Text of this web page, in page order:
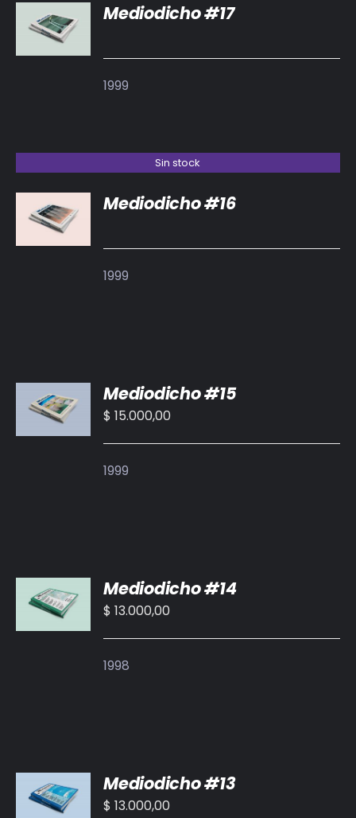
DETALLES
Mediodicho #17
1999
Sin stock
DETALLES
Mediodicho #16
1999
AL
CARRITO
/
Mediodicho #15
$ 15.000,00
1999
AL
CARRITO
/
Mediodicho #14
$ 13.000,00
1998
AL
CARRITO
Mediodicho #13
$ 13.000,00